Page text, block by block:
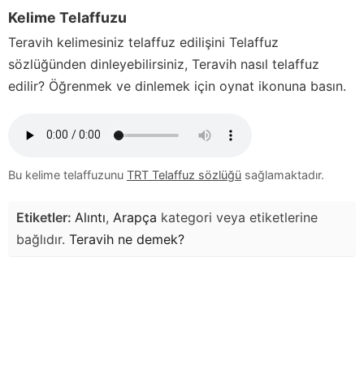
Kelime Telaffuzu
Teravih kelimesiniz telaffuz edilişini Telaffuz
sözlüğünden dinleyebilirsiniz, Teravih nasıl telaffuz
edilir? Öğrenmek ve dinlemek için oynat ikonuna basın.
Bu kelime telaffuzunu TRT Telaffuz sözlüğü sağlamaktadır.
Etiketler: Alıntı, Arapça kategori veya etiketlerine
bağlıdır. Teravih ne demek?